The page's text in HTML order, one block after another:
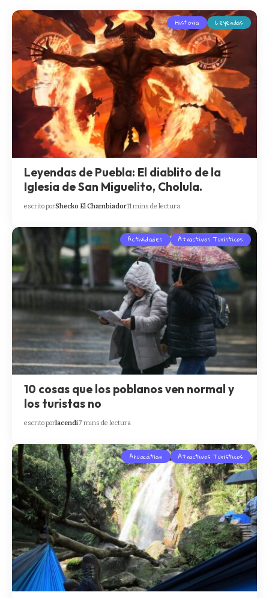
Historia Leyendas
Leyendas de Puebla: El diablito de la
Iglesia de San Miguelito, Cholula.
escrito porShecko El Chambiador11 mins de lectura
Actividades Atractivos Turísticos
10 cosas que los poblanos ven normal y
los turistas no
escrito porlacendi7 mins de lectura
Ahuacátlan Atractivos Turísticos